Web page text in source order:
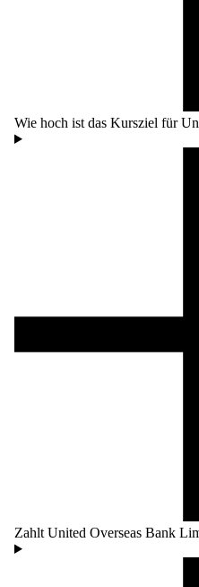
Wie hoch ist das Kursziel für
Zahlt United Overseas Bank